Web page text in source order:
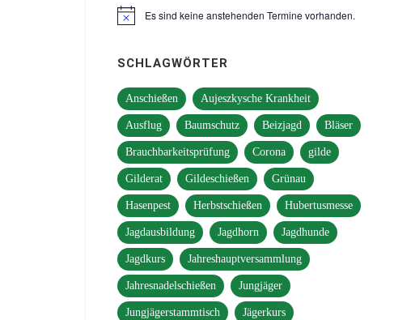
HinweisEs sind keine anstehenden Termine vorhanden.
SCHLAGWÖRTER
Anschießen Aujeszkysche Krankheit
Ausflug Baumschutz Beizjagd Bläser
Brauchbarkeitsprüfung Corona gilde
Gilderat Gildeschießen Grünau
Hasenpest Herbstschießen Hubertusmesse
Jagdausbildung Jagdhorn Jagdhunde
Jagdkurs Jahreshauptversammlung
Jahresnadelschießen Jungjäger
Jungjägerstammtisch Jägerkurs